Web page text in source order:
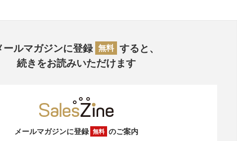
ールマガジンに登録 無料 すると、
続きをお読みいただけます
メールマガジンに登録 無料 のご案内